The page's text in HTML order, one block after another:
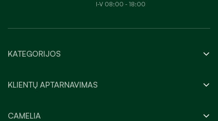
I-V 08:00 - 18:00
KATEGORIJOS
KLIENTŲ APTARNAVIMAS
CAMELIA